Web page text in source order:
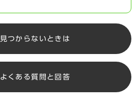
見つからないときは
よくある質問と回答